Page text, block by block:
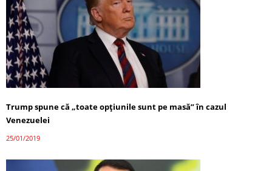
Trump spune că „toate opţiunile sunt pe masă” în cazul
Venezuelei
25/01/2019